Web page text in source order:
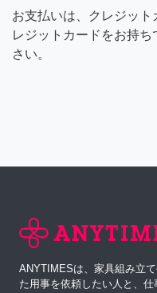
お支払いは、クレジッ
レジットカードをお持
さい。
ANYTIMESは、家具組み立
た用事を依頼したい人と、仕